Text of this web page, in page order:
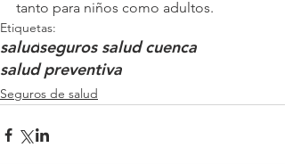
tanto para niños como adultos.
Etiquetas:
saludseguros salud cuenca
salud preventiva
Seguros de salud